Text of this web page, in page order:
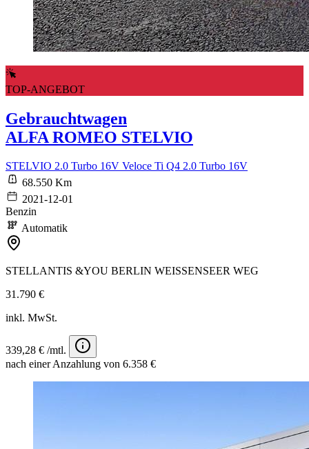
TOP-ANGEBOT
Gebrauchtwagen
ALFA ROMEO STELVIO
STELVIO 2.0 Turbo 16V Veloce Ti Q4 2.0 Turbo 16V
68.550 Km
2021-12-01
Benzin
Automatik
STELLANTIS &YOU BERLIN WEISSENSEER WEG
31.790 €
inkl. MwSt.
339,28 € /mtl.
nach einer Anzahlung von 6.358 €